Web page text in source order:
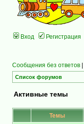
Вход Регистрация
Сообщения без ответов |
Список форумов
Активные темы
Темы